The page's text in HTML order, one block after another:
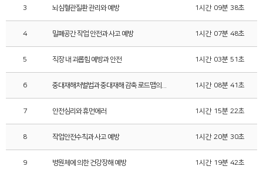
3 뇌심혈관질환 관리와 예방 1시간 09분 38초
4 밀폐공간 작업 안전과 사고 예방 1시간 07분 48초
5 직장 내 괴롭힘 예방과 안전 1시간 03분 51초
6 1시간 08분 41초
7 안전심리와 휴먼에러 1시간 15분 22초
8 작업안전수칙과 사고 예방 1시간 20분 30초
9 병원체에 의한 건강장해 예방 1시간 19분 42초